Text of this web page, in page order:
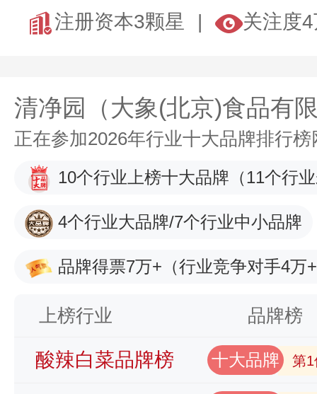
注册资本3颗星
关注度
清净园（大象(北京)食品有
正在参加2026年行业十大品牌排行
10个行业上榜十大品牌 （11个行
4个行业大品牌/7个行业中小品牌
品牌得票7万+ （行业竞争对手4万
上榜行业 品牌榜
酸辣白菜品牌榜 十大品牌 第1